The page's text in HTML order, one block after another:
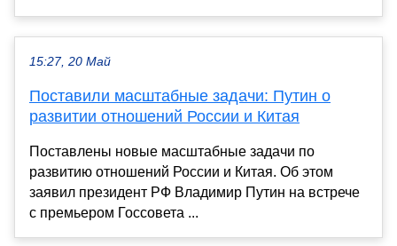
15:27, 20 Май
Поставили масштабные задачи: Путин о
развитии отношений России и Китая
Поставлены новые масштабные задачи по
развитию отношений России и Китая. Об этом
заявил президент РФ Владимир Путин на встрече
с премьером Госсовета ...